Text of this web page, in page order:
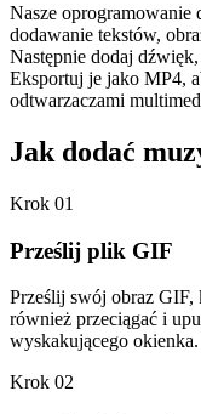
Nasze
dodawanie tekstów,
Następnie dodaj
Eksportuj je jako MP4,
odtwarzaczami
Jak dodać
Krok 01
Prześlij plik GIF
Prześlij swój obraz
również przeciągać i
wyskakującego okienka.
Krok 02